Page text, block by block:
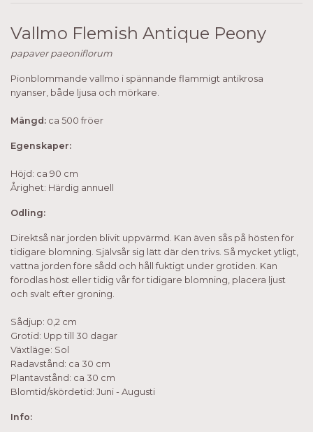
Vallmo Flemish Antique Peony
papaver paeoniflorum
Pionblommande vallmo i spännande flammigt antikrosa
nyanser, både ljusa och mörkare.
Mängd: ca 500 fröer
Egenskaper:
Höjd: ca 90 cm
Årighet: Härdig annuell
Odling:
Direktså när jorden blivit uppvärmd. Kan även sås på hösten för
tidigare blomning. Självsår sig lätt där den trivs. Så mycket ytligt,
vattna jorden före sådd och håll fuktigt under grotiden. Kan
förodlas höst eller tidig vår för tidigare blomning, placera ljust
och svalt efter groning.
Sådjup: 0,2 cm
Grotid: Upp till 30 dagar
Växtläge: Sol
Radavstånd: ca 30 cm
Plantavstånd: ca 30 cm
Blomtid/skördetid: Juni - Augusti
Info: